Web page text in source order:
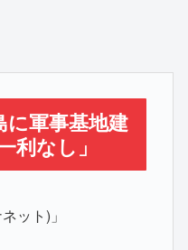
に軍事基地建
利なし」
ット)」